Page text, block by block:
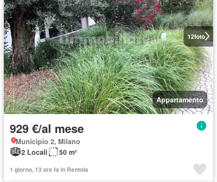
12foto
Appartamento
929 €/al mese
Municipio 2, Milano
2 Locali
50 m²
1 giorno, 13 ore fa in Rentola